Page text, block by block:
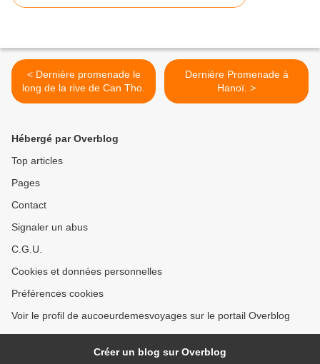
< Dernière promenade le
long de la rive de Can Tho.
Dernière Promenade à
Hanoï. >
Hébergé par Overblog
Top articles
Pages
Contact
Signaler un abus
C.G.U.
Cookies et données personnelles
Préférences cookies
Voir le profil de aucoeurdemesvoyages sur le portail Overblog
Créer un blog sur Overblog